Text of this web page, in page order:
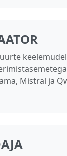
Mistral ja